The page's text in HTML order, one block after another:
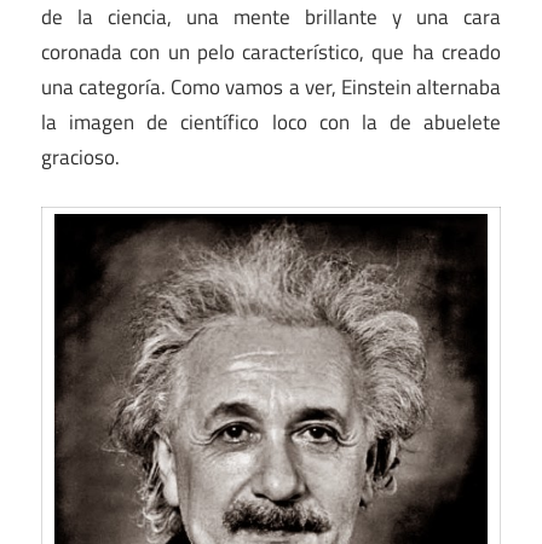
de la ciencia, una mente brillante y una cara
coronada con un pelo característico, que ha creado
una categoría. Como vamos a ver, Einstein alternaba
la imagen de científico loco con la de abuelete
gracioso.